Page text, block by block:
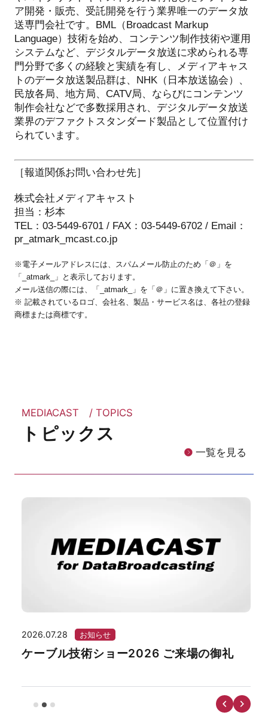
ア開発・販売、受託開発を行う業界唯一のデータ放
送専門会社です。BML（Broadcast Markup
Language）技術を始め、コンテンツ制作技術や運用
システムなど、デジタルデータ放送に求められる専
門分野で多くの経験と実績を有し、メディアキャス
トのデータ放送製品群は、NHK（日本放送協会）、
民放各局、地方局、CATV局、ならびにコンテンツ
制作会社などで多数採用され、デジタルデータ放送
業界のデファクトスタンダード製品として位置付け
られています。
［報道関係お問い合わせ先］
株式会社メディアキャスト
担当：杉本
TEL：03-5449-6701 / FAX：03-5449-6702 / Email：
pr_atmark_mcast.co.jp
※電子メールアドレスには、スパムメール防止のため「＠」を
「_atmark_」と表示しております。
メール送信の際には、「_atmark_」を「＠」に置き換えて下さい。
※ 記載されているロゴ、会社名、製品・サービス名は、各社の登録
商標または商標です。
MEDIACAST / TOPICS
トピックス
一覧を見る
2026.07.28 お知らせ
ケーブル技術ショー2026 ご来場の御礼